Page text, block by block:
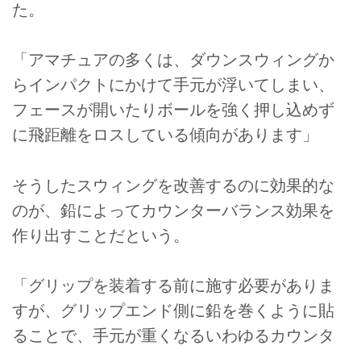
た。
「アマチュアの多くは、ダウンスウィングか
らインパクトにかけて手元が浮いてしまい、
フェースが開いたりボールを強く押し込めず
に飛距離をロスしている傾向があります」
そうしたスウィングを改善するのに効果的な
のが、鉛によってカウンターバランス効果を
作り出すことだという。
「グリップを装着する前に施す必要がありま
すが、グリップエンド側に鉛を巻くように貼
ることで、手元が重くなるいわゆるカウンタ